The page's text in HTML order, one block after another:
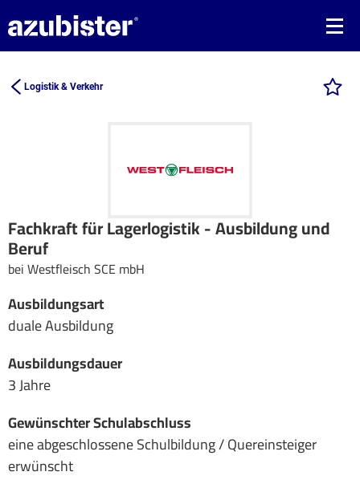
Logistik & Verkehr
Fachkraft für Lagerlogistik - Ausbildung und
Beruf
bei Westfleisch SCE mbH
Ausbildungsart
duale Ausbildung
Ausbildungsdauer
3 Jahre
Gewünschter Schulabschluss
eine abgeschlossene Schulbildung / Quereinsteiger
erwünscht